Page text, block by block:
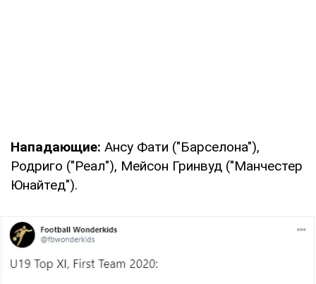
Нападающие: Ансу Фати ("Барселона"),
Родриго ("Реал"), Мейсон Гринвуд ("Манчестер
Юнайтед").